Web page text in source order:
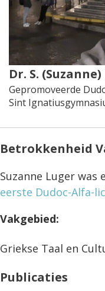
Dr. S.
Gepromoveerde
Sint
Betrokkenheid
Suzanne Luger was
eerste Dudoc-Alfa-
Vakgebied:
Griekse Taal en
Publicaties